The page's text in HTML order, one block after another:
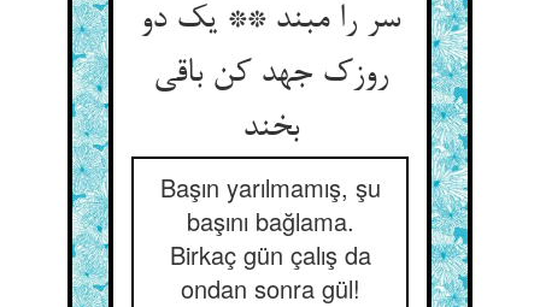
سر را مبند ** یک دو
روزک جهد کن باقی
بخند
Başın yarılmamış, şu
başını bağlama.
Birkaç gün çalış da
ondan sonra gül!